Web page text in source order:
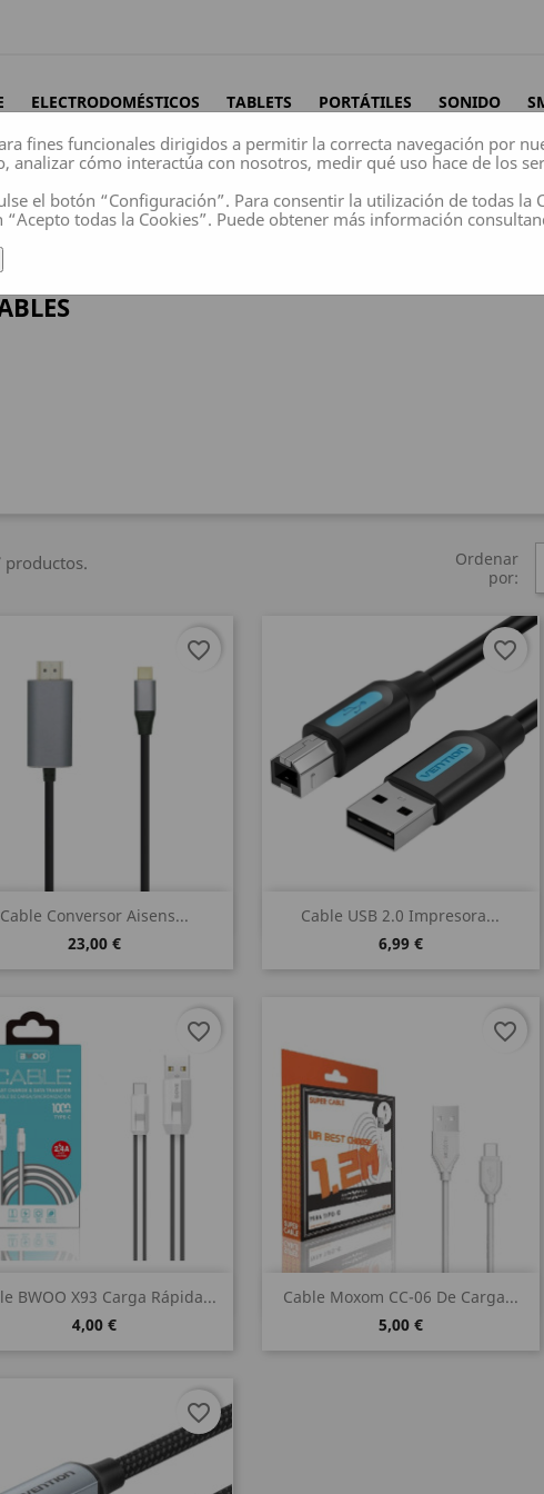
ELECTRODOMÉSTICOS TABLETS PORTÁTILES SONIDO
productos.
Ordenar
por:
Cable Conversor Aisens...
23,00 €
Vista rápida
favorite_border
Cable USB 2.0 Impresora...
6,99 €
Vista rápida
favorite_border
BWOO X93 Carga Rápida...
4,00 €
Vista rápida
favorite_border
Cable Moxom CC-06 De Carga...
5,00 €
Vista rápida
favorite_border
favorite_border
fines funcionales dirigidos a permitir la correcta navegación por
analizar cómo interactúa con nosotros, medir qué uso hace de los
el botón “Configuración”. Para consentir la utilización de todas la
todas la Cookies”. Puede obtener más información